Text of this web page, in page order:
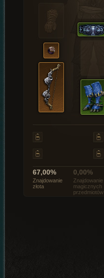
67,00%
Znajdowanie
złota
0,00%
Znajdowanie
magicznych
przedmiotów